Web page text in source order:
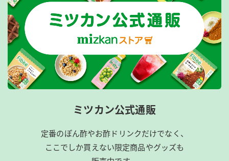
ミツカン公式通販
定番のぽん酢やお酢ドリンクだけでなく、
ここでしか買えない限定商品やグッズも